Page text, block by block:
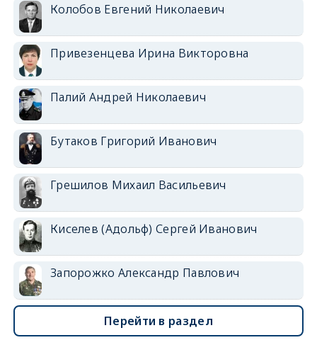
Колобов Евгений Николаевич
Привезенцева Ирина Викторовна
Палий Андрей Николаевич
Бутаков Григорий Иванович
Грешилов Михаил Васильевич
Киселев (Адольф) Сергей Иванович
Запорожко Александр Павлович
Перейти в раздел